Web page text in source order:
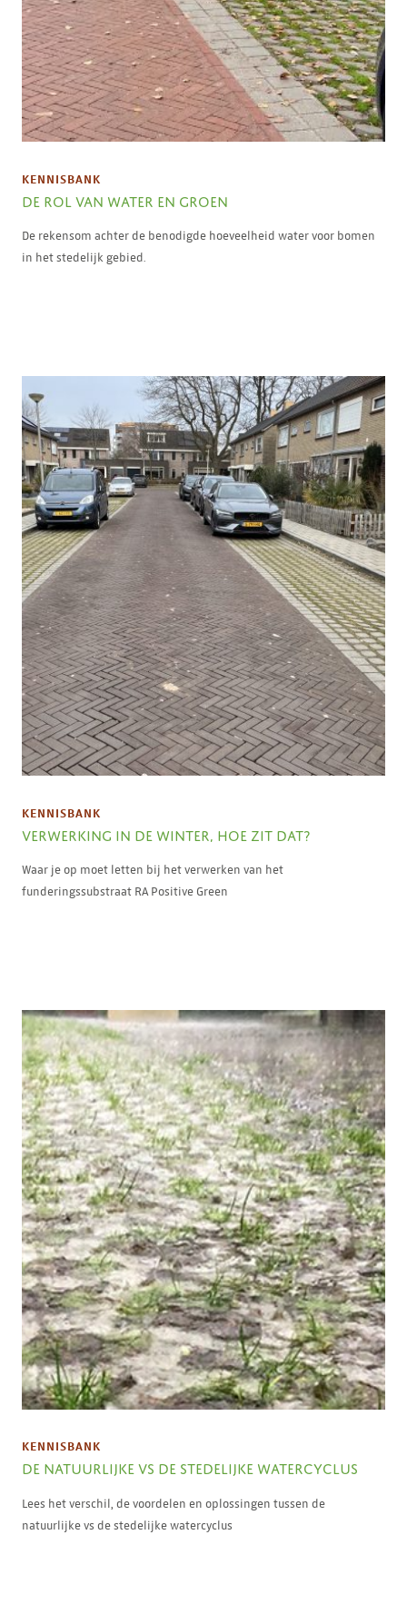
KENNISBANK
DE ROL VAN WATER EN GROEN
De rekensom achter de benodigde hoeveelheid water voor bomen
in het stedelijk gebied.
KENNISBANK
VERWERKING IN DE WINTER, HOE ZIT DAT?
Waar je op moet letten bij het verwerken van het
funderingssubstraat RA Positive Green
KENNISBANK
DE NATUURLIJKE VS DE STEDELIJKE WATERCYCLUS
Lees het verschil, de voordelen en oplossingen tussen de
natuurlijke vs de stedelijke watercyclus